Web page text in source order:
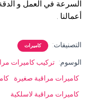
السرعة في العمل و
أعمالنا .
التصنيفات: كاميرات
الوسوم: تركيب كاميرات
كاميرات مراقبة صغيرة
كاميرات مراقبة لاسلكية